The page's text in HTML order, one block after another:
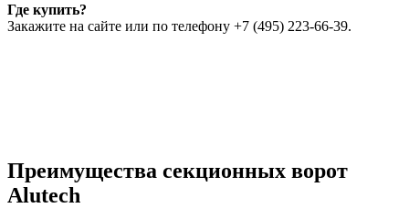
Где купить?
Закажите на сайте или по телефону +7 (495) 223-66-39.
Преимущества секционных ворот
Alutech